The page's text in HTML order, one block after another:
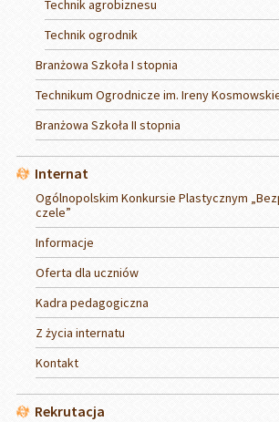
Technik agrobiznesu
Technik ogrodnik
Branżowa Szkoła I stopnia
Technikum Ogrodnicze im. Ireny
Branżowa Szkoła II stopnia
Internat
Ogólnopolskim Konkursie Plastycznym
czele”
Informacje
Oferta dla uczniów
Kadra pedagogiczna
Z życia internatu
Kontakt
Rekrutacja